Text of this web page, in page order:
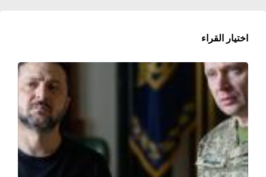
اختيار القراء